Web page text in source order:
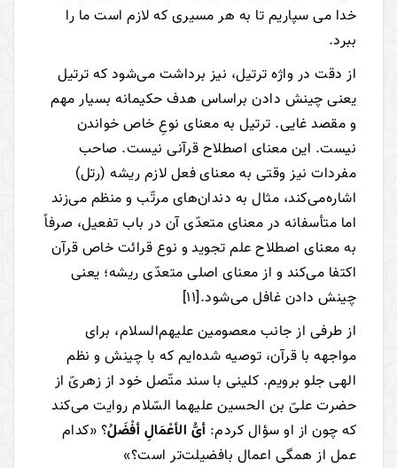
خدا می سپاریم تا به هر مسیری که لازم است ما را
ببرد.
از دقت در واژه ترتیل، نیز برداشت می‌شود که ترتیل
یعنی چینش دادن براساس هدف حکیمانه بسیار مهم
و مقصد غایی. ترتیل به معنای نوعِ خاص خواندن
نیست. این معنای اصطلاح قرآنی نیست. صاحب
مفردات نیز وقتی به معنای فعل لازم ریشه (رتل)
اشاره‌می‌کند، مثال به دندان‌های مرتّب و منظم می‌زند
اما متأسفانه در معنای متعدّی آن در باب تفعیل، صرفاً
به معنای اصطلاح علم تجوید و نوع قرائت خاص قرآن
اکتفا ‌می‌کند و از معنای اصلی متعدّی ریشه؛ یعنی
چینش دادن غافل می‌شود.[11]
از طرفی از جانب معصومین علیهم‌السلام، برای
مواجهه با قرآن، توصیه شده‌ایم که با چینش و نظم
الهی جلو برویم. كلينى با سند متّصل خود از زهرىّ از
حضرت علىّ بن الحسين عليهما السّلام روايت مى‌كند
كه چون از او سؤال كردم: أىُّ الأعْمَالِ أفْضَلُ؟ «كدام
عمل از همگى اعمال بافضيلت‌تر است‌؟»